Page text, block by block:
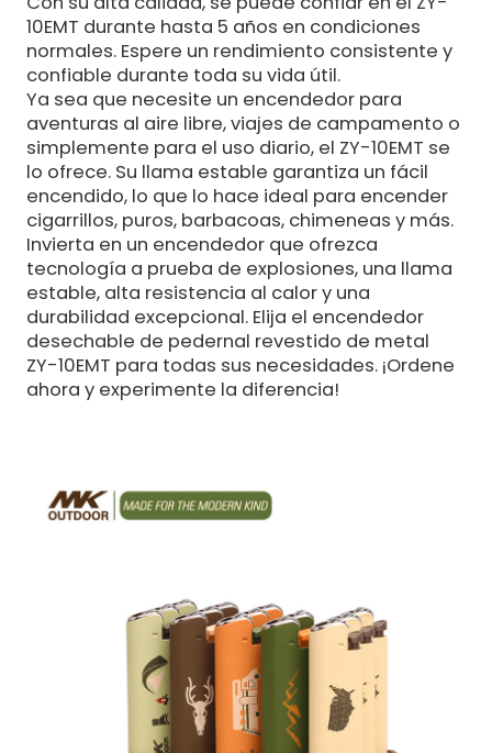
10EMT durante hasta 5 años en condiciones
normales. Espere un rendimiento consistente y
confiable durante toda su vida útil.
Ya sea que necesite un encendedor para
aventuras al aire libre, viajes de campamento o
simplemente para el uso diario, el ZY-10EMT se
lo ofrece. Su llama estable garantiza un fácil
encendido, lo que lo hace ideal para encender
cigarrillos, puros, barbacoas, chimeneas y más.
Invierta en un encendedor que ofrezca
tecnología a prueba de explosiones, una llama
estable, alta resistencia al calor y una
durabilidad excepcional. Elija el encendedor
desechable de pedernal revestido de metal
ZY-10EMT para todas sus necesidades. ¡Ordene
ahora y experimente la diferencia!